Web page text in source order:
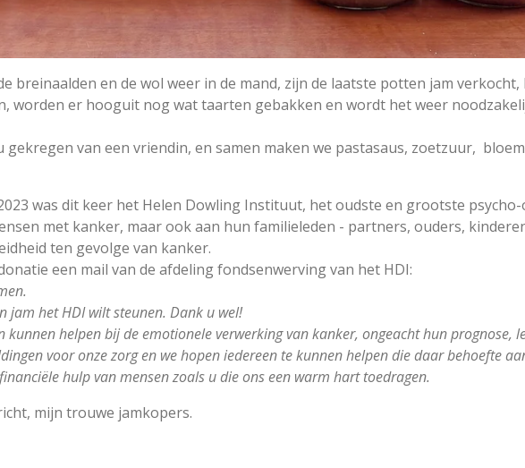
breinaalden en de wol weer in de mand, zijn de laatste potten jam
worden er hooguit nog wat taarten gebakken en wordt het weer
gekregen van een vriendin, en samen maken we pastasaus, zoetzuur,
was dit keer het Helen Dowling Instituut, het oudste en grootste
met kanker, maar ook aan hun familieleden - partners, ouders,
ten gevolge van kanker.
een mail van de afdeling fondsenwerving van het HDI:
jam het HDI wilt steunen. Dank u wel!
helpen bij de emotionele verwerking van kanker, ongeacht hun prognose,
voor onze zorg en we hopen iedereen te kunnen helpen die daar behoefte
hulp van mensen zoals u die ons een warm hart toedragen.
mijn trouwe jamkopers.